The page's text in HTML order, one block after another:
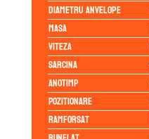
Diametru anvelope
Masa
Viteza
Sarcina
Anotimp
Pozitionare
Ramforsat